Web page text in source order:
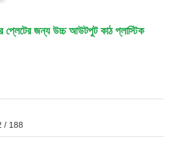
প্লেটের জন্য উচ্চ আউটপুট কাঠ প্লাস্টিক
/ 188